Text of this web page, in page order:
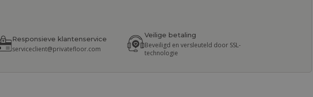
Responsieve klantenservice
serviceclient@privatefloor.com
Veilige betaling
Beveiligd en versleuteld door SSL-
technologie